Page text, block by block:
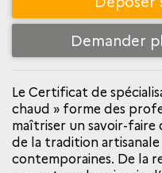
Demander
Le Certificat de spécialisation « Art de la dorure à
chaud » forme des
maîtriser un savoir-faire
de la tradition artisanale
contemporaines. De la